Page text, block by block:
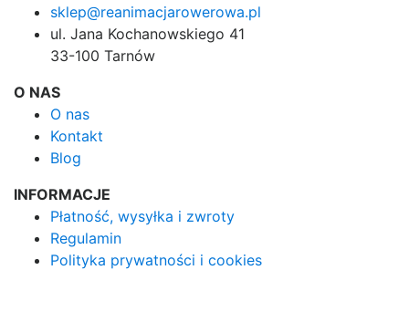
sklep@reanimacjarowerowa.pl
ul. Jana Kochanowskiego 41
33-100 Tarnów
O NAS
O nas
Kontakt
Blog
INFORMACJE
Płatność, wysyłka i zwroty
Regulamin
Polityka prywatności i cookies